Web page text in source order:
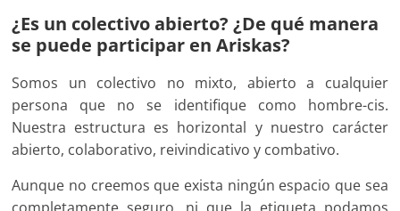
¿Es un colectivo abierto? ¿De qué manera
se puede participar en Ariskas?
Somos un colectivo no mixto, abierto a cualquier
persona que no se identifique como hombre-cis.
Nuestra estructura es horizontal y nuestro carácter
abierto, colaborativo, reivindicativo y combativo.
Aunque no creemos que exista ningún espacio que sea